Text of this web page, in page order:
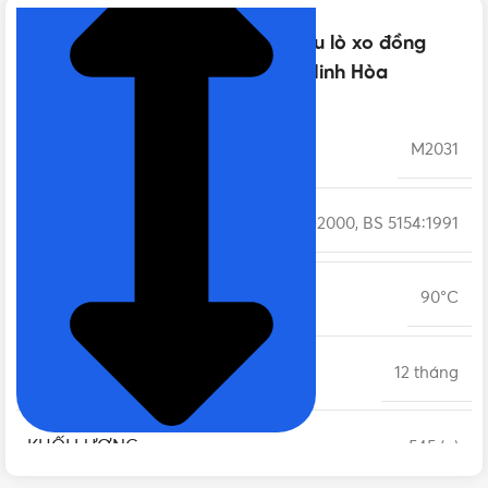
Thông số kỹ thuật của Van 1 chiều lò xo đồng
MIHA Phi 42 DN32 | Chính hãng Minh Hòa
M2031
BS 21 / ISO 228-1-2000, BS 5154:1991
NHIỆT ĐỘ LÀM VIỆC 90°C
BẢO HÀNH 12 tháng
KHỐI LƯỢNG 545 (g)